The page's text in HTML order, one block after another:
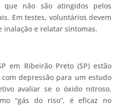
que não são atingidos pelos
Em testes, voluntários devem
inalação e relatar sintomas.
em Ribeirão Preto (SP) estão
depressão para um estudo
avaliar se o óxido nitroso,
“gás do riso”, é eficaz no